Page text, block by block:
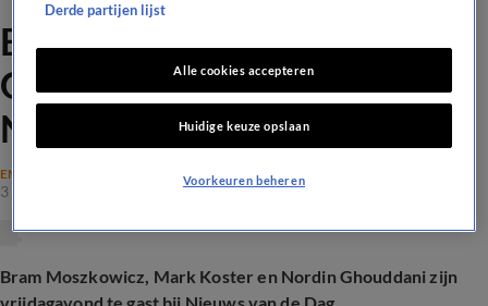
Bram Moszkowicz en Nordin
Ghouddani vrijdag te gast bij
Nieuws van de Dag
ENTERTAINMENT
3 juli 2026, 16:37
Bram Moszkowicz, Mark Koster en Nordin Ghouddani zijn
Derde partijen lijst
Alle cookies accepteren
Huidige keuze opslaan
Voorkeuren beheren